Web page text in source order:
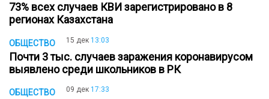
73% всех случаев КВИ зарегистрировано в 8
регионах Казахстана
ОБЩЕСТВО 15 дек 13:03
Почти 3 тыс. случаев заражения коронавирусом
выявлено среди школьников в РК
ОБЩЕСТВО 09 дек 17:33